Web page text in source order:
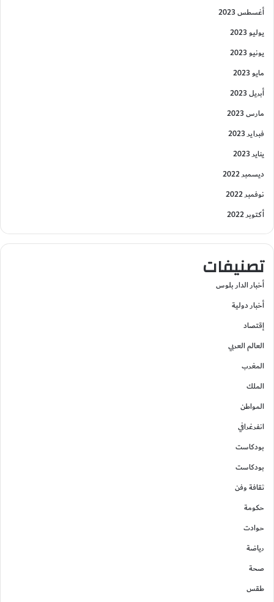
أغسطس 2023
يوليو 2023
يونيو 2023
مايو 2023
أبريل 2023
مارس 2023
فبراير 2023
يناير 2023
ديسمبر 2022
نوفمبر 2022
أكتوبر 2022
تصنيفات
أخبار الدار بلوس
أخبار دولية
إقتصاد
العالم العربي
المغرب
الملك
المواطن
انفرغرافي
بودكاست
بودكاست
ثقافة وفن
حكومة
حوادت
رياضة
صحة
طقس